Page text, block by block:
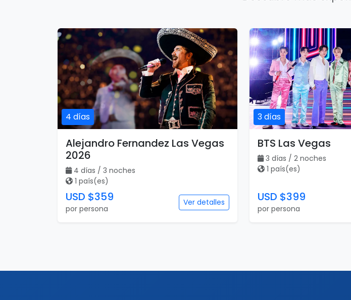
4 días
Alejandro Fernandez Las Vegas
2026
4 días / 3 noches
1 país(es)
USD $359
por persona
Ver detalles
3 días
BTS Las Vegas
3 días / 2 noches
1 país(es)
USD $399
por persona